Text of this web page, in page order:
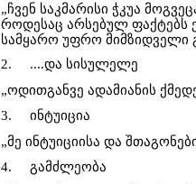
„ჩვენ საკმარისი ჭკუა
როდესაც არსებულ ფაქტებს
სამყარო უფრო მიმზიდველი
2.
....და სისულელე
„ოდითგანვე ადამიანის
3.
ინტუიცია
„მე ინტუიციისა და
4.
გამძლეობა